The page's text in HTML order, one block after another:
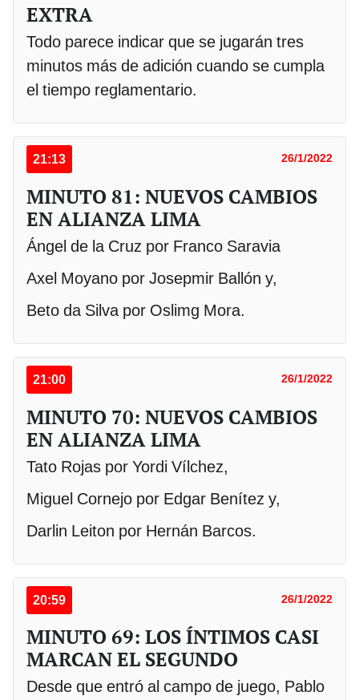
EXTRA
Todo parece indicar que se jugarán tres
minutos más de adición cuando se cumpla
el tiempo reglamentario.
21:13 26/1/2022
MINUTO 81: NUEVOS CAMBIOS
EN ALIANZA LIMA
Ángel de la Cruz por Franco Saravia
Axel Moyano por Josepmir Ballón y,
Beto da Silva por Oslimg Mora.
21:00 26/1/2022
MINUTO 70: NUEVOS CAMBIOS
EN ALIANZA LIMA
Tato Rojas por Yordi Vílchez,
Miguel Cornejo por Edgar Benítez y,
Darlin Leiton por Hernán Barcos.
20:59 26/1/2022
MINUTO 69: LOS ÍNTIMOS CASI
MARCAN EL SEGUNDO
Desde que entró al campo de juego, Pablo